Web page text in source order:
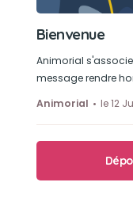
Bienvenue
Animorial
message rendre
Animorial
le 12